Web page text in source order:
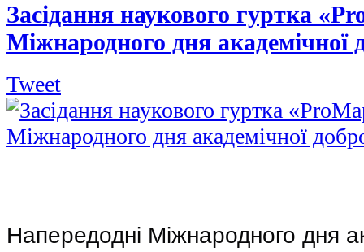
Засідання наукового гуртка
Міжнародного дня академічної
Tweet
Напередодні Міжнародного дня